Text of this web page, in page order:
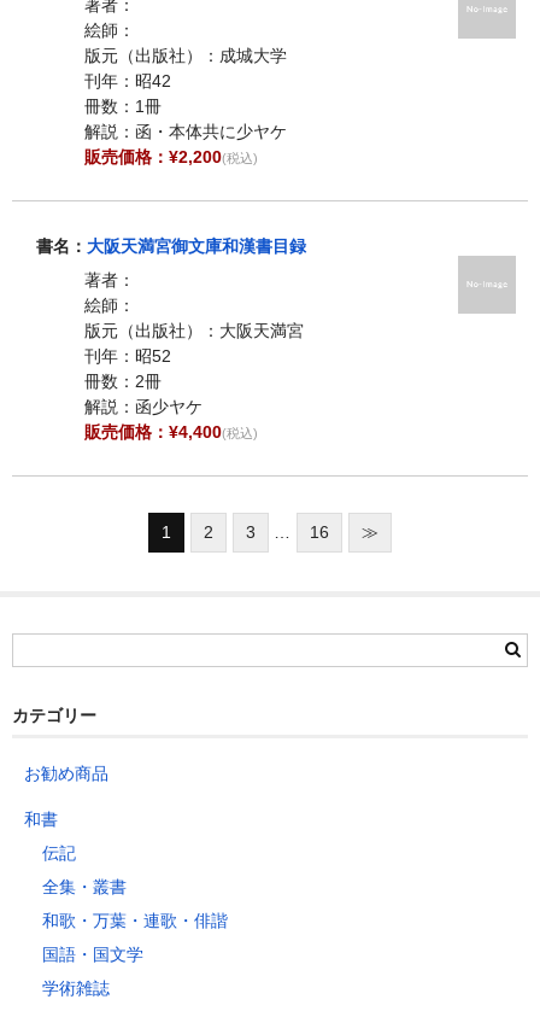
著者：
絵師：
版元（出版社）：成城大学
刊年：昭42
冊数：1冊
解説：函・本体共に少ヤケ
販売価格：¥2,200(税込)
書名： 大阪天満宮御文庫和漢書目録
著者：
絵師：
版元（出版社）：大阪天満宮
刊年：昭52
冊数：2冊
解説：函少ヤケ
販売価格：¥4,400(税込)
1 2 3 16 ≫
カテゴリー
お勧め商品
和書
伝記
全集・叢書
和歌・万葉・連歌・俳諧
国語・国文学
学術雑誌